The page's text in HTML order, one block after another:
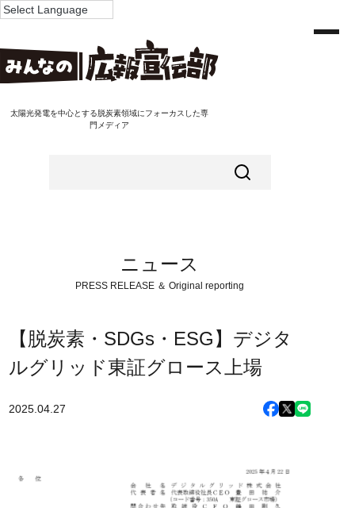
太陽光発電を中心とする脱炭素領域にフォーカスした専
門メディア
ニュース
PRESS RELEASE ＆ Original reporting
【脱炭素・SDGs・ESG】デジタ
ルグリッド東証グロース上場
2025.04.27